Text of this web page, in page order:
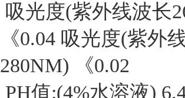
吸光度(紫外线波长
《0.04 吸光度(紫外
280NM) 《0.02
PH值:(4%水溶液)